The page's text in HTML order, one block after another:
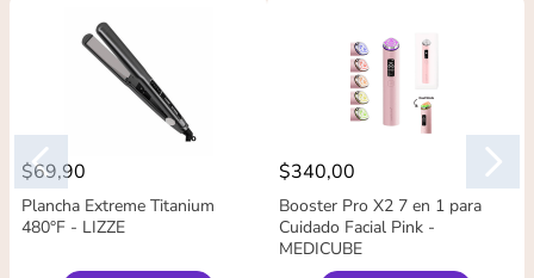
$69,90
Plancha Extreme Titanium
480°F - LIZZE
$340,00
Booster Pro X2 7 en 1 para
Cuidado Facial Pink -
MEDICUBE